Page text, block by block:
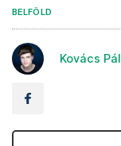
BELFÖLD
Kovács Pál